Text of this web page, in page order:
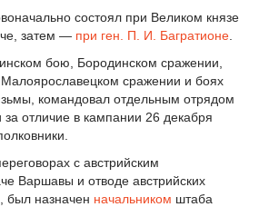
состоял при Великом князе
затем — при ген. П. И. Багратионе
бою, Бородинском сражении,
сражении и боях
командовал отдельным отрядом
отличие в кампании 26 декабря
с австрийским
Варшавы и отводе австрийских
был назначен начальником штаба